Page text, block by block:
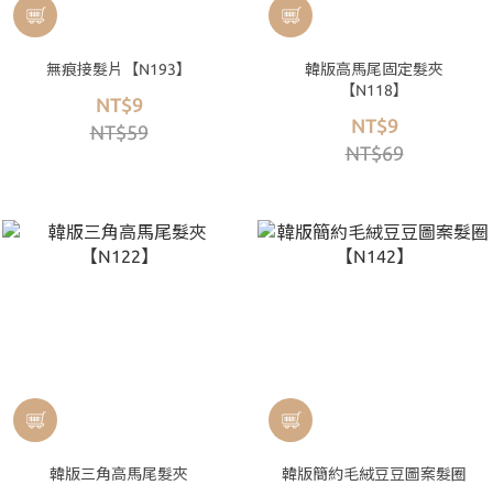
無痕接髮片【N193】
NT$9
NT$59
韓版高馬尾固定髮夾
【N118】
NT$9
NT$69
韓版三角高馬尾髮夾
韓版簡約毛絨豆豆圖案髮圈